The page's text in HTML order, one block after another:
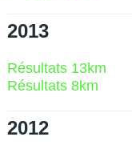
2013
Résultats 13km
Résultats 8km
2012